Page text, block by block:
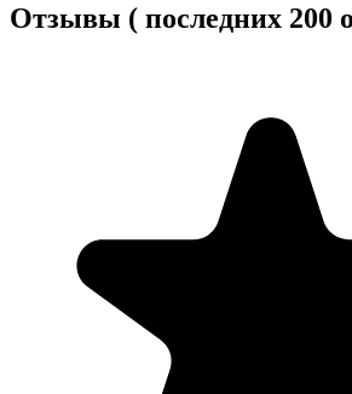
Отзывы ( последних 200